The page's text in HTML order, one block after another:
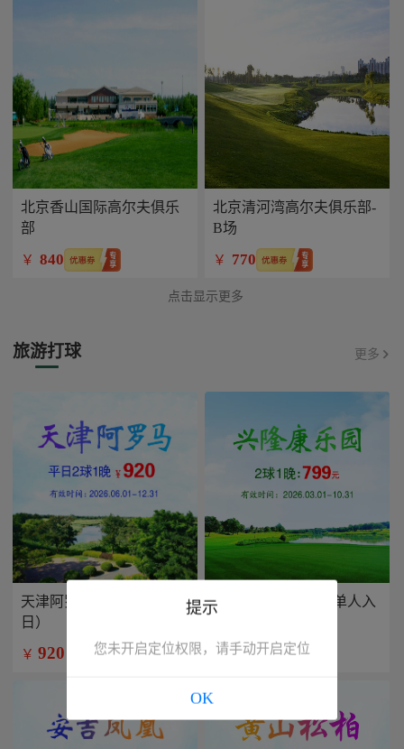
北京香山国际高尔夫俱乐
部
￥ 840
北京清河湾高尔夫俱乐部-
B场
￥ 770
点击显示更多
旅游打球 更多
天津阿罗马2球1晚（平
日）
￥ 920
兴隆康乐园2球1晚(单人入
￥799 /人
提示
您未开启定位权限，请手动开启定位
OK